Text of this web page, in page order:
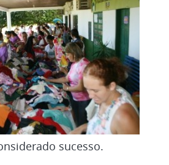
sucesso.